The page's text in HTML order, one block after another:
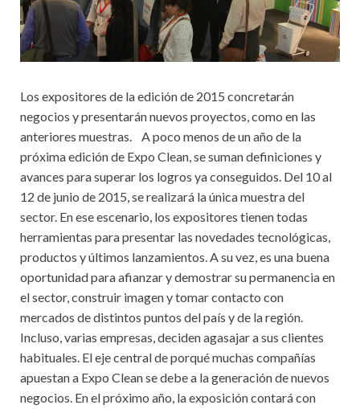
Los expositores de la edición de 2015 concretarán
negocios y presentarán nuevos proyectos, como en las
anteriores muestras. A poco menos de un año de la
próxima edición de Expo Clean, se suman definiciones y
avances para superar los logros ya conseguidos. Del 10 al
12 de junio de 2015, se realizará la única muestra del
sector. En ese escenario, los expositores tienen todas
herramientas para presentar las novedades tecnológicas,
productos y últimos lanzamientos. A su vez, es una buena
oportunidad para afianzar y demostrar su permanencia en
el sector, construir imagen y tomar contacto con
mercados de distintos puntos del país y de la región.
Incluso, varias empresas, deciden agasajar a sus clientes
habituales. El eje central de porqué muchas compañías
apuestan a Expo Clean se debe a la generación de nuevos
negocios. En el próximo año, la exposición contará con